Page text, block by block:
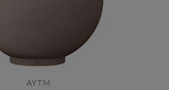
AYTM